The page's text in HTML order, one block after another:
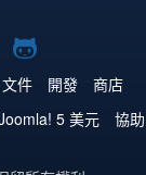
上
GitHub
上
的
文件 開發
商店
5 美元
協助